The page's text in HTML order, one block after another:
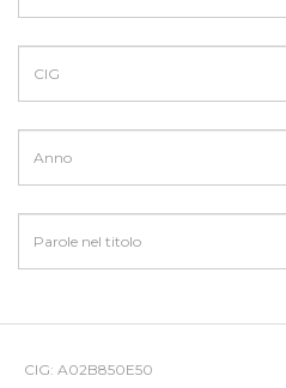
CIG: A02B850E50